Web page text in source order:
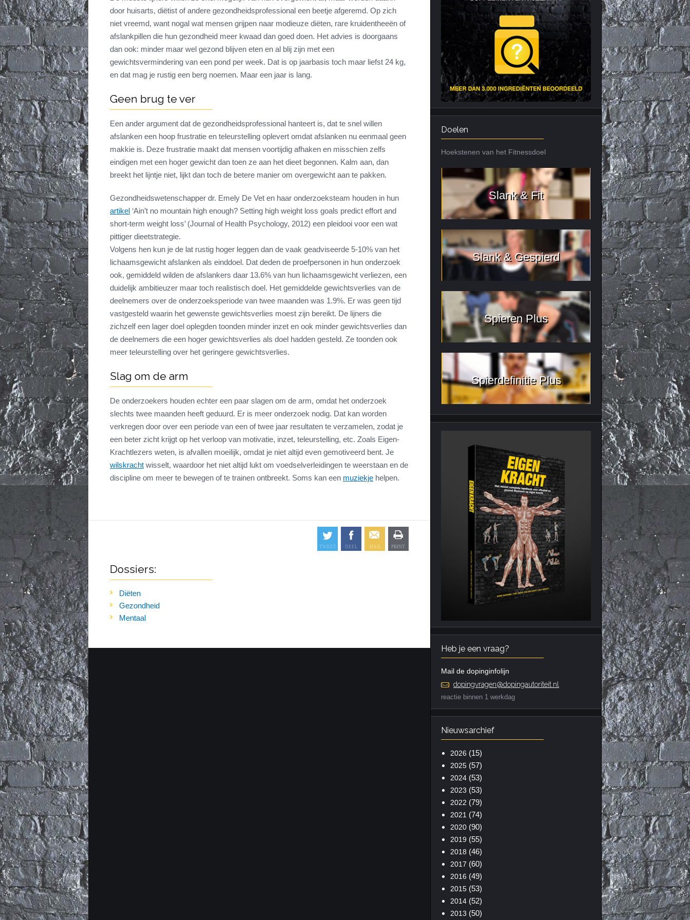
Cardiotraining
Combi van cardio en kracht
Trainingsfouten top 10
Veel gestelde vragen
Nutriënt Timing
Citrus Aurantium
Tribulus Terrestris
Vitaminen en
mineralen
Weight Gainers
Nieuws archief
door huisarts, diëtist of andere gezondheidsprofessional een beetje afgeremd. Op zich
niet vreemd, want nogal wat mensen grijpen naar modieuze diëten, rare kruidentheeën of
afslankpillen die hun gezondheid meer kwaad dan goed doen. Het advies is doorgaans
dan ook: minder maar wel gezond blijven eten en al blij zijn met een
gewichtsvermindering van een pond per week. Dat is op jaarbasis toch maar liefst 24 kg,
en dat mag je rustig een berg noemen. Maar een jaar is lang.
Geen brug te ver
Een ander argument dat de gezondheidsprofessional hanteert is, dat te snel willen
afslanken een hoop frustratie en teleurstelling oplevert omdat afslanken nu eenmaal geen
makkie is. Deze frustratie maakt dat mensen voortijdig afhaken en misschien zelfs
eindigen met een hoger gewicht dan toen ze aan het dieet begonnen. Kalm aan, dan
breekt het lijntje niet, lijkt dan toch de betere manier om overgewicht aan te pakken.
Gezondheidswetenschapper dr. Emely De Vet en haar onderzoeksteam houden in hun
artikel ‘Ain’t no mountain high enough? Setting high weight loss goals predict effort and
short-term weight loss’ (Journal of Health Psychology, 2012) een pleidooi voor een wat
pittiger dieetstrategie.
Volgens hen kun je de lat rustig hoger leggen dan de vaak geadviseerde 5-10% van het
lichaamsgewicht afslanken als einddoel. Dat deden de proefpersonen in hun onderzoek
ook, gemiddeld wilden de afslankers daar 13.6% van hun lichaamsgewicht verliezen, een
duidelijk ambitieuzer maar toch realistisch doel. Het gemiddelde gewichtsverlies van de
deelnemers over de onderzoeksperiode van twee maanden was 1.9%. Er was geen tijd
vastgesteld waarin het gewenste gewichtsverlies moest zijn bereikt. De lijners die
zichzelf een lager doel oplegden toonden minder inzet en ook minder gewichtsverlies dan
de deelnemers die een hoger gewichtsverlies als doel hadden gesteld. Ze toonden ook
meer teleurstelling over het geringere gewichtsverlies.
Slag om de arm
De onderzoekers houden echter een paar slagen om de arm, omdat het onderzoek
slechts twee maanden heeft geduurd. Er is meer onderzoek nodig. Dat kan worden
verkregen door over een periode van een of twee jaar resultaten te verzamelen, zodat je
een beter zicht krijgt op het verloop van motivatie, inzet, teleurstelling, etc. Zoals Eigen-
Krachtlezers weten, is afvallen moeilijk, omdat je niet altijd even gemotiveerd bent. Je
wilskracht wisselt, waardoor het niet altijd lukt om voedselverleidingen te weerstaan en de
discipline om meer te bewegen of te trainen ontbreekt. Soms kan een muziekje helpen.
Dossiers:
Diëten
Gezondheid
Mentaal
Doelen
Hoekstenen van het Fitnessdoel
Slank & Fit
Slank & Gespierd
Spieren Plus
Spierdefinitie Plus
Heb je een vraag?
Mail de dopinginfolijn
dopingvragen@dopingautoriteit.nl
reactie binnen 1 werkdag
Nieuwsarchief
2026 (15)
2025(57)
2024(53)
2023 (53)
2022 (79)
2021 (74)
2020(90)
2019 (55)
2018 (46)
2017 (60)
2016 (49)
2015(53)
2014(52)
2013 (50)